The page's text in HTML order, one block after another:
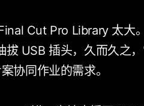
Cut Pro Library 太
USB 插头，久而久之
协同作业的需求。